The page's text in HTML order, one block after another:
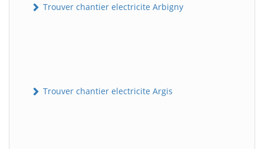
Trouver chantier electricite Arbigny
Trouver chantier electricite Argis